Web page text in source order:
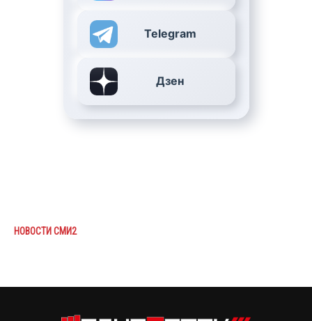
Telegram
Дзен
НОВОСТИ СМИ2